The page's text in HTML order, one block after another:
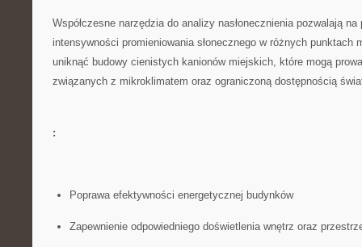
Współczesne narzędzia do analizy nasłonecznienia pozwalają
intensywności promieniowania‍ słonecznego​ w różnych punktach
uniknąć budowy cienistych kanionów miejskich,​ które mogą
związanych z ‌mikroklimatem oraz ograniczoną dostępnością
:
Poprawa efektywności energetycznej budynków
Zapewnienie⁢ odpowiedniego doświetlenia wnętrz oraz